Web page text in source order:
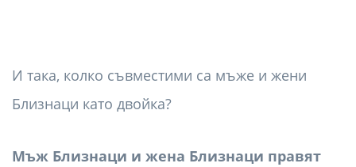
И така, колко съвместими са мъже и жени
Близнаци като двойка?
Мъж Близнаци и жена Близнаци правят